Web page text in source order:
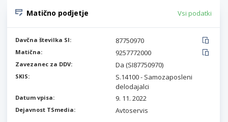
Matično podjetje Vsi podatki
Davčna številka SI: 87750970
Matična: 9257772000
Zavezanec za DDV: Da (SI87750970)
SKIS:
S.14100 - Samozaposleni
delodajalci
Datum vpisa: 9. 11. 2022
Dejavnost TSmedia: Avtoservis